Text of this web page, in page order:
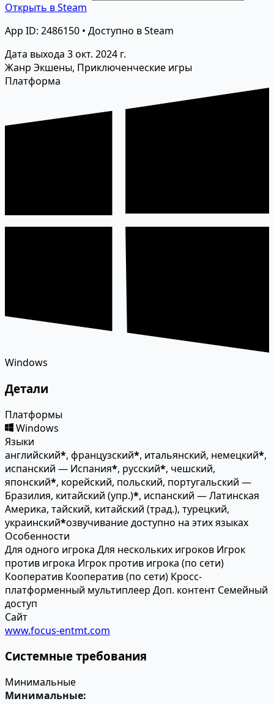
Открыть в Steam
App ID: 2486150 • Доступно в Steam
Дата выхода 3 окт. 2024 г.
Жанр Экшены, Приключенческие игры
Платформа
Windows
Детали
Платформы
Windows
Языки
английский*, французский*, итальянский, немецкий*,
испанский — Испания*, русский*, чешский,
японский*, корейский, польский, португальский —
Бразилия, китайский (упр.)*, испанский — Латинская
Америка, тайский, китайский (трад.), турецкий,
украинский*озвучивание доступно на этих языках
Особенности
Для одного игрока Для нескольких игроков Игрок
против игрока Игрок против игрока (по сети)
Кооператив Кооператив (по сети) Кросс-
платформенный мультиплеер Доп. контент Семейный
доступ
Сайт
www.focus-entmt.com
Системные требования
Минимальные
Минимальные: